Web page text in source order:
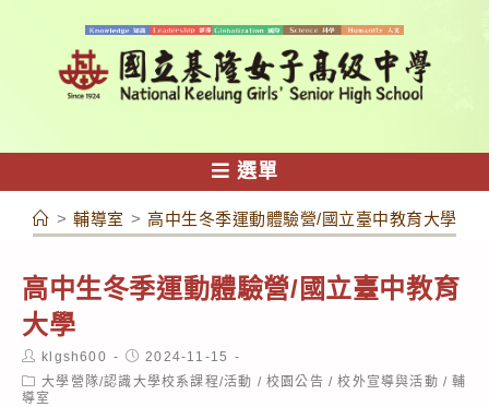
容
選單
> 輔導室 > 高中生冬季運動體驗營/國立臺中教育大學
高中生冬季運動體驗營/國立臺中教育
大學
Post
author:
klgsh600
Post
published:
2024-11-15
Post
category:
大學營隊/認識大學校系課程/活動 / 校園公告 / 校外宣導與活動 / 輔
導室